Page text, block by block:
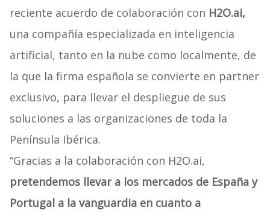
reciente acuerdo de colaboración con H2O.ai,
una compañía especializada en inteligencia
artificial, tanto en la nube como localmente, de
la que la firma española se convierte en partner
exclusivo, para llevar el despliegue de sus
soluciones a las organizaciones de toda la
Península Ibérica.
“Gracias a la colaboración con H2O.ai,
pretendemos llevar a los mercados de España y
Portugal a la vanguardia en cuanto a